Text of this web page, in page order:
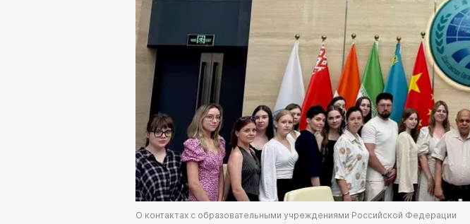
О контактах с образовательными учреждениями Российской Федерации